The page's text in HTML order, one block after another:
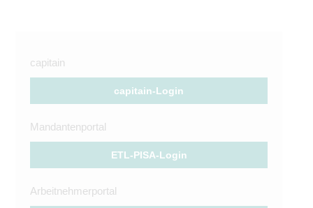
capitain
capitain-Login
Mandantenportal
ETL-PISA-Login
Arbeitnehmerportal